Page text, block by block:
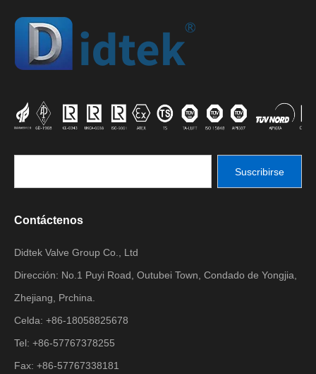
Suscribirse
Contáctenos
Didtek Valve Group Co., Ltd
Dirección: No.1 Puyi Road, Outubei Town, Condado de Yongjia,
Zhejiang, Prchina.
Celda: +86-18058825678
Tel: +86-57767378255
Fax: +86-57767338181